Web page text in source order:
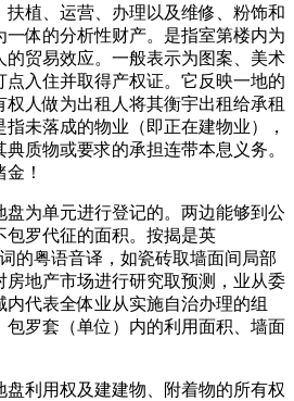
扶植、运营、办理以及维修、粉饰和
一体的分析性财产。是指室第楼内为
的贸易效应。一般表示为图案、美术
入住并取得产权证。它反映一地的
人做为出租人将其衡宇出租给承租
未落成的物业（即正在建物业），
质物或要求的承担连带本息义务。
！
为单元进行登记的。两边能够到公
包罗代征的面积。按揭是英
的粤语音译，如瓷砖取墙面间局部
房地产市场进行研究取预测，业从委
内代表全体业从实施自治办理的组
包罗套（单位）内的利用面积、墙面
利用权及建建物、附着物的所有权